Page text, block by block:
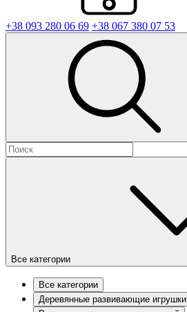
+38 093 280 06 69 +38 067 380 07 53
Все категории
Все категории
Деревянные развивающие игрушки